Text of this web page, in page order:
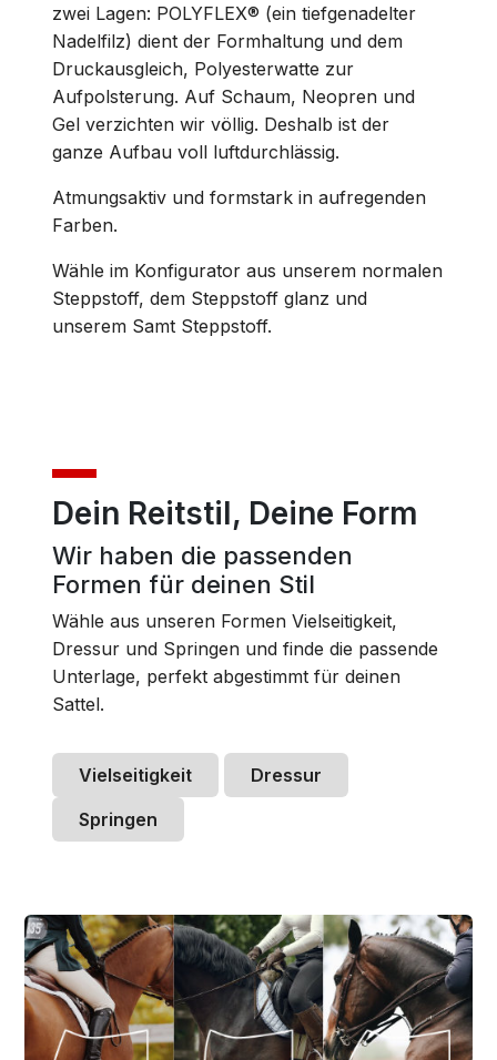
zwei Lagen: POLYFLEX® (ein tiefgenadelter
Nadelfilz) dient der Formhaltung und dem
Druckausgleich, Polyesterwatte zur
Aufpolsterung. Auf Schaum, Neopren und
Gel verzichten wir völlig. Deshalb ist der
ganze Aufbau voll luftdurchlässig.
Atmungsaktiv und formstark in aufregenden
Farben.
Wähle im Konfigurator aus unserem normalen
Steppstoff, dem Steppstoff glanz und
unserem Samt Steppstoff.
Dein Reitstil, Deine Form
Wir haben die passenden
Formen für deinen Stil
Wähle aus unseren Formen Vielseitigkeit,
Dressur und Springen und finde die passende
Unterlage, perfekt abgestimmt für deinen
Sattel.
Vielseitigkeit
Dressur
Springen